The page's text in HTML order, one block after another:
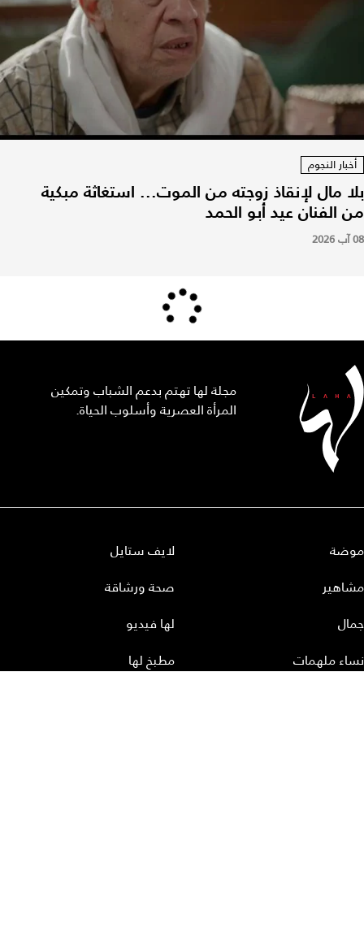
أخبار النجوم
بلا مال لإنقاذ زوجته من الموت... استغاثة مبكية
من الفنان عيد أبو الحمد
08 آب 2026
مجلة لها تهتم بدعم الشباب وتمكين
المرأة العصرية وأسلوب الحياة.
موضة
مشاهير
جمال
نساء ملهمات
لايف ستايل
صحة ورشاقة
لها فيديو
مطبخ لها